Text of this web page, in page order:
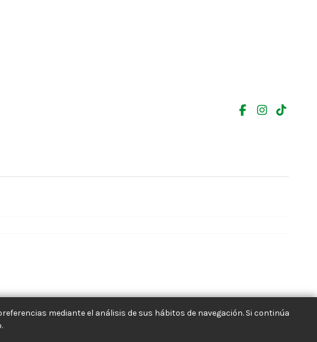
mediante el análisis de sus hábitos de navegación. Si continúa